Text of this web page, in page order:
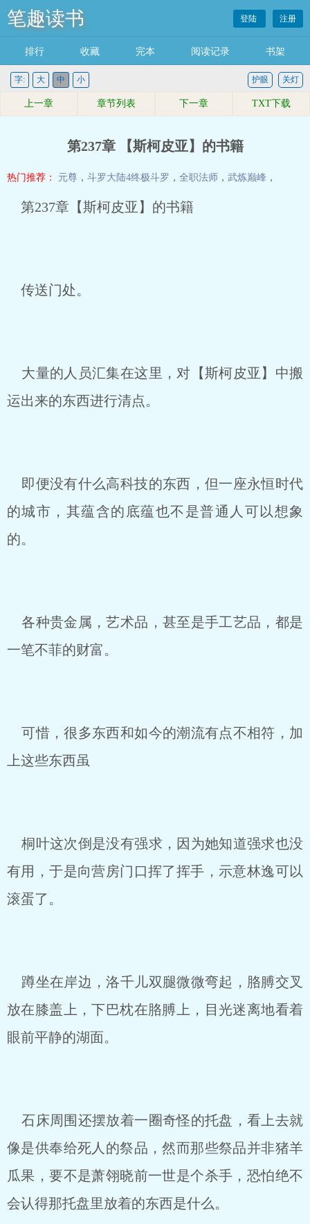
笔趣读书 登陆 注册
排行 收藏 完本 阅读记录 书架
字: 大 中 小 关灯
护眼
上一章 章节列表 下一章 TXT下载
第237章 【斯柯皮亚】的书籍
热门推荐： 元尊 ， 斗罗大陆4终极斗罗 ， 全职法师 ， 武炼巅峰 ，
第237章【斯柯皮亚】的书籍
传送门处。
大量的人员汇集在这里，对【斯柯皮亚】中搬
运出来的东西进行清点。
即便没有什么高科技的东西，但一座永恒时代
的城市，其蕴含的底蕴也不是普通人可以想象
的。
各种贵金属，艺术品，甚至是手工艺品，都是
一笔不菲的财富。
可惜，很多东西和如今的潮流有点不相符，加
上这些东西虽
桐叶这次倒是没有强求，因为她知道强求也没
有用，于是向营房门口挥了挥手，示意林逸可以
滚蛋了。
蹲坐在岸边，洛千儿双腿微微弯起，胳膊交叉
放在膝盖上，下巴枕在胳膊上，目光迷离地看着
眼前平静的湖面。
石床周围还摆放着一圈奇怪的托盘，看上去就
像是供奉给死人的祭品，然而那些祭品并非猪羊
瓜果，要不是萧翎晓前一世是个杀手，恐怕绝不
会认得那托盘里放着的东西是什么。